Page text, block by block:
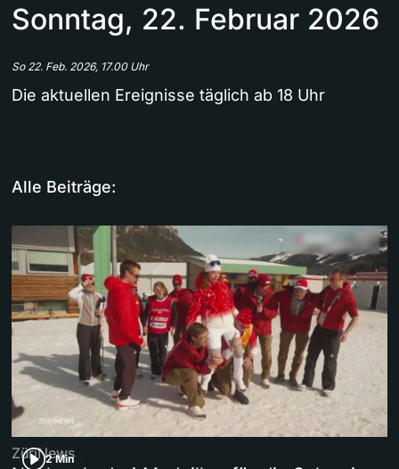
Sonntag, 22. Februar 2026
So 22. Feb. 2026, 17.00 Uhr
Die aktuellen Ereignisse täglich ab 18 Uhr
Alle Beiträge:
2 Min
ZüriNews